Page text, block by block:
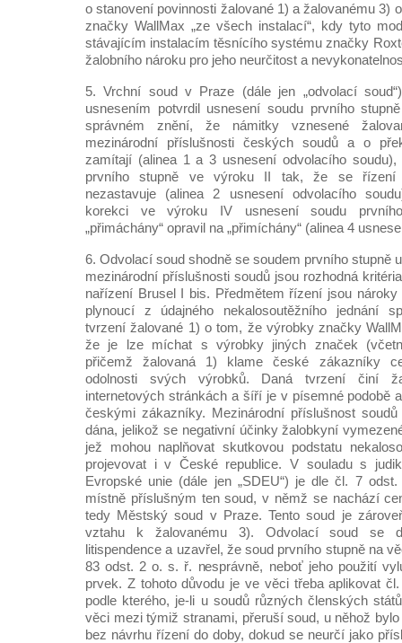
o stanovení povinnosti žalované 1) a žalovanému 3)
značky WallMax „ze všech instalací“, kdy tyto
stávajícím instalacím těsnícího systému značky
žalobního nároku pro jeho neurčitost a
5. Vrchní soud v Praze (dále jen „odvolací
usnesením potvrdil usnesení soudu prvního
správném znění, že námitky vznesené
mezinárodní příslušnosti českých soudů a o
zamítají (alinea 1 a 3 usnesení odvolacího
prvního stupně ve výroku II tak, že se řízení
nezastavuje (alinea 2 usnesení odvolacího
korekci ve výroku IV usnesení soudu
„přimáchány“ opravil na „přimíchány“ (alinea 4
6. Odvolací soud shodně se soudem prvního stupně
mezinárodní příslušnosti soudů jsou rozhodná
nařízení Brusel I bis. Předmětem řízení jsou nároky
plynoucí z údajného nekalosoutěžního jednání
tvrzení žalované 1) o tom, že výrobky značky
že je lze míchat s výrobky jiných značek
přičemž žalovaná 1) klame české zákazníky
odolnosti svých výrobků. Daná tvrzení činí
internetových stránkách a šíří je v písemné podobě
českými zákazníky. Mezinárodní příslušnost
dána, jelikož se negativní účinky žalobkyní
jež mohou naplňovat skutkovou podstatu
projevovat i v České republice. V souladu s
Evropské unie (dále jen „SDEU“) je dle čl. 7
místně příslušným ten soud, v němž se nachází
tedy Městský soud v Praze. Tento soud je
vztahu k žalovanému 3). Odvolací soud se
litispendence a uzavřel, že soud prvního stupně na
83 odst. 2 o. s. ř. nesprávně, neboť jeho použití
prvek. Z tohoto důvodu je ve věci třeba aplikovat
podle kterého, je-li u soudů různých členských
věci mezi týmiž stranami, přeruší soud, u něhož
bez návrhu řízení do doby, dokud se neurčí jako